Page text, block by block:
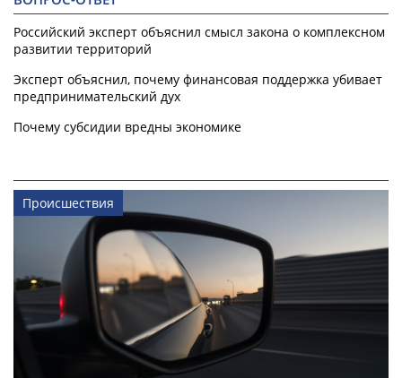
Российский эксперт объяснил смысл закона о комплексном
развитии территорий
Эксперт объяснил, почему финансовая поддержка убивает
предпринимательский дух
Почему субсидии вредны экономике
Происшествия